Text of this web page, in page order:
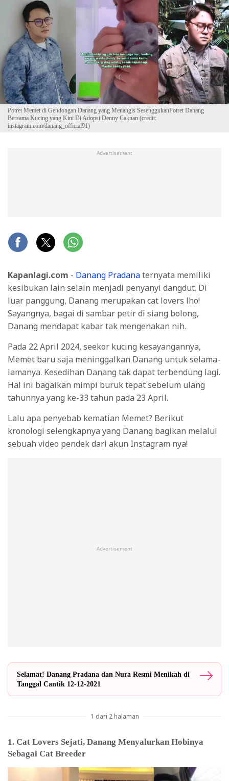
Potret Memet di Gendongan Danang yang Menangis SesenggukanPotret Danang
Bersama Kucing yang Kini Di Adopsi Denny Caknan (credit:
instagram.com/danang_official91)
Advertisement
Kapanlagi.com - Danang Pradanaternyata memiliki
kesibukan lain selain menjadi penyanyi dangdut. Di
luar panggung, Danang merupakan cat lovers lho!
Sayangnya, bagai di sambar petir di siang bolong,
Danang mendapat kabar tak mengenakan nih.
Pada 22 April 2024, seekor kucing kesayangannya,
Memet baru saja meninggalkan Danang untuk selama-
lamanya. Kesedihan Danang tak dapat terbendung lagi.
Hal ini bagaikan mimpi buruk tepat sebelum ulang
tahunnya yang ke-33 tahun pada 23 April.
Lalu apa penyebab kematian Memet? Berikut
kronologi selengkapnya yang Danang bagikan melalui
sebuah video pendek dari akun Instagram nya!
Advertisement
Selamat! Danang Pradana dan Nura Resmi Menikah di
Tanggal Cantik 12-12-2021
1 dari 2 halaman
1. Cat Lovers Sejati, Danang Menyalurkan Hobinya
Sebagai Cat Breeder